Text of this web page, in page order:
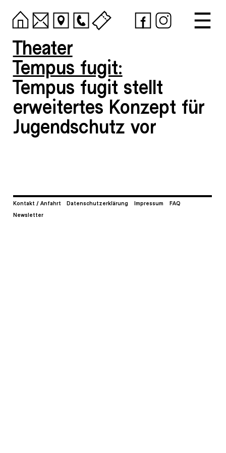
Theater
Tempus fugit:
Tempus fugit stellt
erweitertes Konzept für
Jugendschutz vor
Kontakt / Anfahrt Datenschutzerklärung Impressum
FAQ
Newsletter